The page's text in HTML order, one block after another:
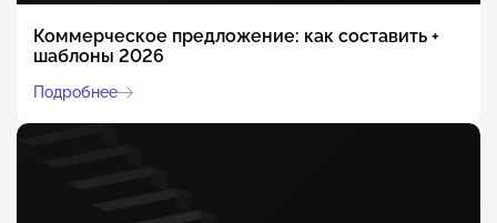
Коммерческое предложение: как составить +
шаблоны 2026
Подробнее